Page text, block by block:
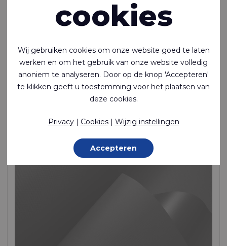
Ecoseal™ Film T400 87A (duplicate of 136)
Lasbare TPU-polyetherfilm van 400 micron
Unsupported Film, TPU (Ether) Film, 450 g/m²
cookies
Wij gebruiken cookies om onze website goed te laten
werken en om het gebruik van onze website volledig
anoniem te analyseren. Door op de knop 'Accepteren'
te klikken geeft u toestemming voor het plaatsen van
deze cookies.
Privacy| Cookies| Wijzig instellingen
Accepteren